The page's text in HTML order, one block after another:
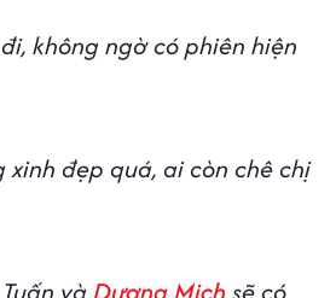
không ngờ có phiên hiện
đẹp quá, ai còn chê chị